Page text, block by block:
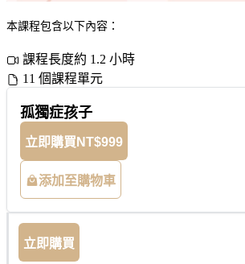
本課程包含以下內容：
課程長度約 1.2 小時
11 個課程單元
孤獨症孩子
立即購買 NT$999
添加至購物車
立即購買